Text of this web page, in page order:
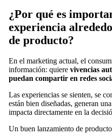
¿Por qué es
experiencia
de producto?
En el marketing actual, el
información: quiere vivencias
puedan compartir en redes
Las experiencias se sienten, se
están bien diseñadas, generan
impacta directamente en la
Un buen lanzamiento de